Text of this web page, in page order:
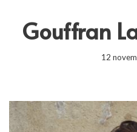
Gouffran
12